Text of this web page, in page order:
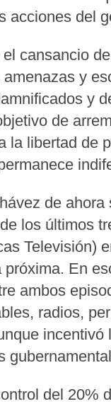
acciones del
cansancio
y
y
de
la libertad de
de
los últimos
Televisión)
En
ambos
radios,
del 20%